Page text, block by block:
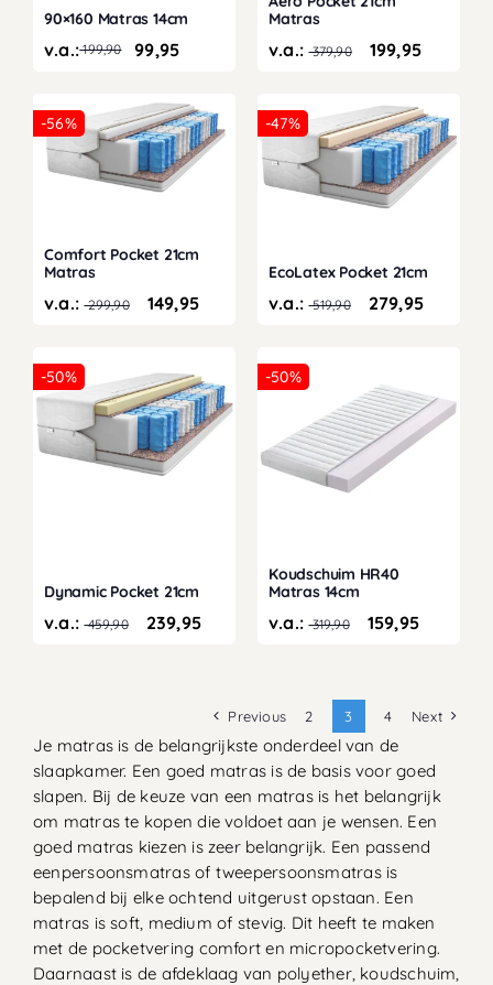
90×160 Matras 14cm
v.a.:199,90
Oorspronkelijke
199,90.
99,95
Huidige
99,95.
Matras
v.a.:379,90 199,95
-56%
Comfort Pocket 21cm
Matras
v.a.:299,90 149,95
-47%
EcoLatex Pocket 21cm
v.a.:519,90 279,95
-50%
Dynamic Pocket 21cm
v.a.:459,90 239,95
-50%
Koudschuim HR40
Matras 14cm
v.a.:319,90 159,95
Previous 2 3 4 Next
Je matras is de belangrijkste onderdeel van de
slaapkamer. Een goed matras is de basis voor goed
slapen. Bij de keuze van een matras is het belangrijk
om matras te kopen die voldoet aan je wensen. Een
goed matras kiezen is zeer belangrijk. Een passend
eenpersoonsmatras of tweepersoonsmatras is
bepalend bij elke ochtend uitgerust opstaan. Een
matras is soft, medium of stevig. Dit heeft te maken
met de pocketvering comfort en micropocketvering.
Daarnaast is de afdeklaag van polyether, koudschuim,